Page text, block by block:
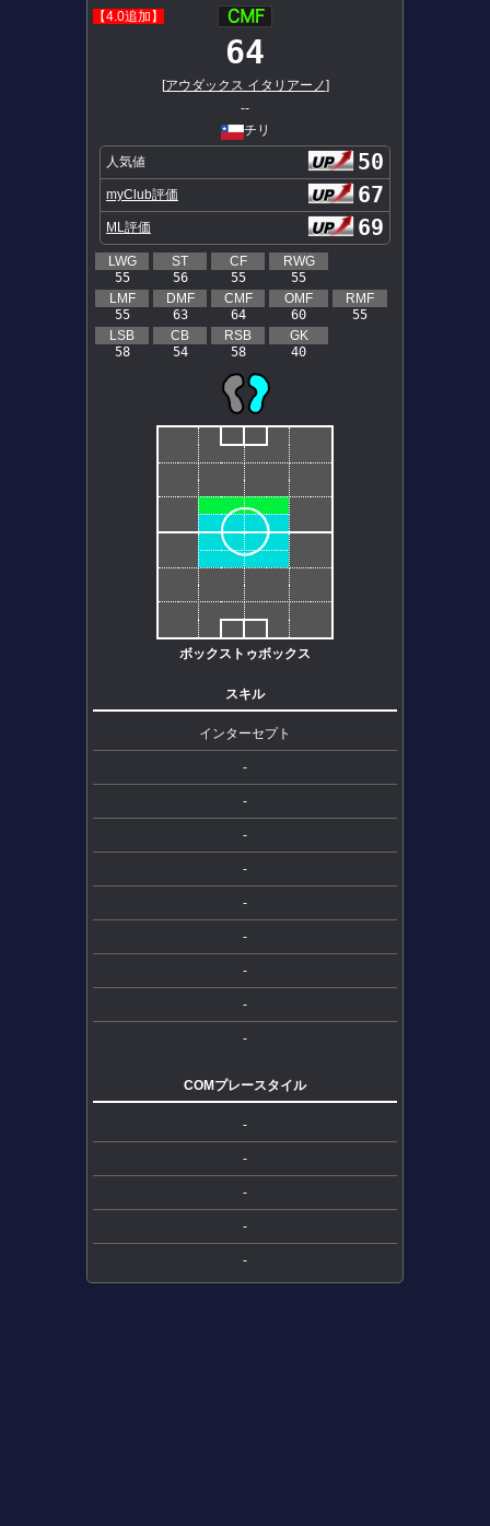
【4.0追加】
64
[アウダックス イタリアーノ]
--
チリ
人気値 50
myClub評価 67
ML評価 69
LWG
55
ST
56
CF
55
RWG
55
LMF
55
DMF
63
CMF
64
OMF
60
RMF
55
LSB
58
CB
54
RSB
58
GK
40
ボックストゥボックス
スキル
インターセプト
-
-
-
-
-
-
-
-
-
COMプレースタイル
-
-
-
-
-